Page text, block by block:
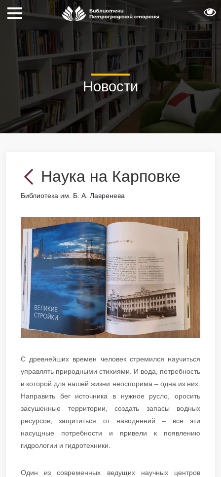
Новости
Наука на Карповке
Библиотека им. Б. А. Лавренева
С древнейших времен человек стремился научиться
управлять природными стихиями. И вода, потребность
в которой для нашей жизни неоспорима – одна из них.
Направить бег источника в нужное русло, оросить
засушенные территории, создать запасы водных
ресурсов, защититься от наводнений – все эти
насущные потребности и привели к появлению
гидрологии и гидротехники.
Один из современных ведущих научных центров